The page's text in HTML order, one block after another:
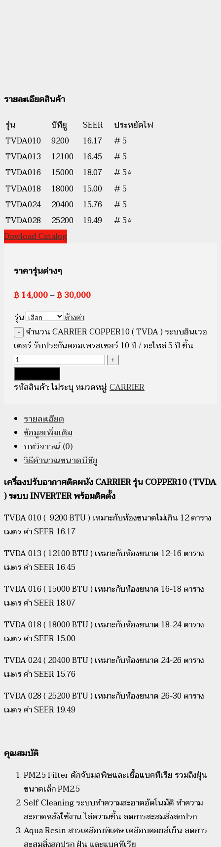
รายละเอียดสินค้า
รุ่น
บีทียู SEER
ประหยัดไฟ
TVDA010
9200 16.17
# 5
TVDA013
12100 16.45
# 5
TVDA016
15000 18.07
# 5⭐
TVDA018
18000 15.00
# 5
TVDA024
20400 15.76
# 5
TVDA028
25200 19.49
# 5⭐
Dowload Catalog
ราคารุ่นต่างๆ
฿ 14,000–฿30,000
รุ่น
ล้างค่า
จำนวน CARRIER COPPER10 ( TVDA ) ระบบอินเวอ
เตอร์ รับประกันคอมเพรสเซอร์ 10 ปี / อะไหล่ 5 ปี ชิ้น
รหัสสินค้า:ไม่ระบุหมวดหมู่:CARRIER
รายละเอียด
ข้อมูลเพิ่มเติม
บทวิจารณ์ (0)
วิธีคำนวณขนาดบีทียู
เครื่องปรับอากาศติดผนัง CARRIER รุ่น COPPER10 ( TVDA
) ระบบ INVERTER พร้อมติดตั้ง
TVDA 010 ( 9200 BTU ) เหมาะกับห้องขนาดไม่เกิน 12 ตาราง
เมตร ค่า SEER 16.17
TVDA 013 ( 12100 BTU ) เหมาะกับห้องขนาด 12-16 ตาราง
เมตร ค่า SEER 16.45
TVDA 016 ( 15000 BTU ) เหมาะกับห้องขนาด 16-18 ตาราง
เมตร ค่า SEER 18.07
TVDA 018 ( 18000 BTU ) เหมาะกับห้องขนาด 18-24 ตาราง
เมตร ค่า SEER 15.00
TVDA 024 ( 20400 BTU ) เหมาะกับห้องขนาด 24-26 ตาราง
เมตร ค่า SEER 15.76
TVDA 028 ( 25200 BTU ) เหมาะกับห้องขนาด 26-30 ตาราง
เมตร ค่า SEER 19.49
คุณสมบัติ
PM2.5 Filter ดักจับมลพิษและเชื้อแบคทีเรีย รวมถึงฝุ่น
ขนาดเล็ก PM2.5
Self Cleaning ระบบทำความสะอาดอัตโนมัติ ทำความ
สะอาดหลังใช้งาน ไล่ความชื้น ลดการสะสมสิ่งสกปรก
Aqua Resin สารเคลือบพิเศษ เคลือบคอยล์เย็น ลดการ